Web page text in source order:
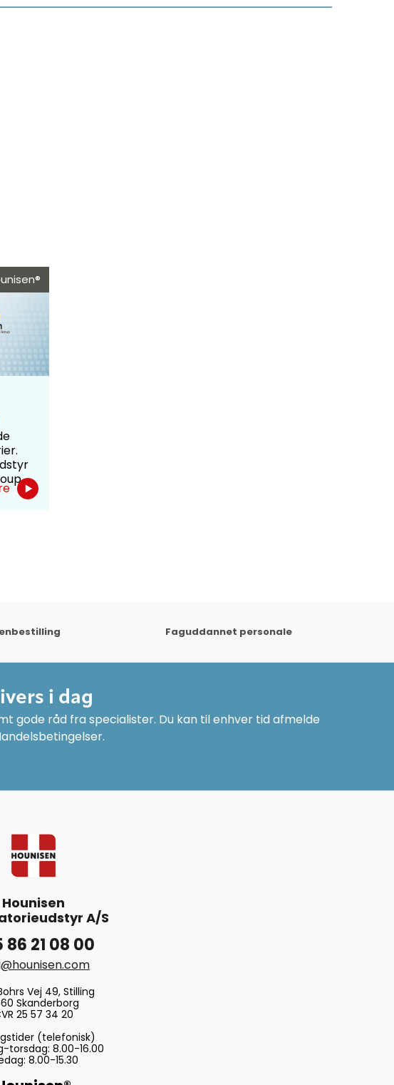
Faguddannet personale
i dag
gode råd fra specialister. Du kan til enhver tid afmelde
Hounisen
A/S
86 21 08 00
Vej 49, Stilling
Skanderborg
25 57 34 20
(telefonisk)
torsdag: 8.00-16.00
8.00-15.30